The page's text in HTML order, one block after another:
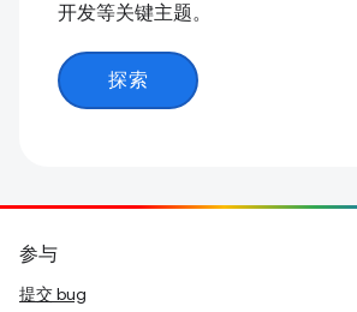
开发等关键主题。
探索
参与
提交 bug